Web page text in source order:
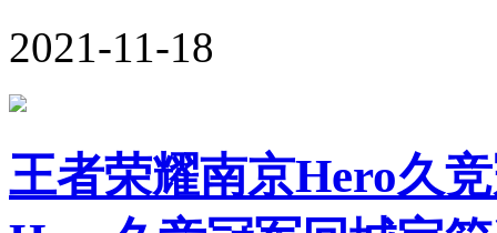
2021-11-18
王者荣耀南京Hero久